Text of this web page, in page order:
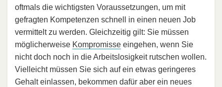
oftmals die wichtigsten Voraussetzungen, um mit
gefragten Kompetenzen schnell in einen neuen Job
vermittelt zu werden. Gleichzeitig gilt: Sie müssen
möglicherweise Kompromisse eingehen, wenn Sie
nicht doch noch in die Arbeitslosigkeit rutschen wollen.
Vielleicht müssen Sie sich auf ein etwas geringeres
Gehalt einlassen, bekommen dafür aber ein neues